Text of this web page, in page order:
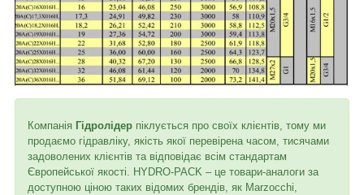
Компанія Гідролідер піклується про своїх клієнтів, тому ми
продаємо гідравліку, якість якої перевірена часом, тисячами
задоволених клієнтів та відповідає всім стандартам
Європейської якості. HYDRO-PACK – це товари-аналоги за
доступною ціною таких відомих брендів, як Marzocchi,